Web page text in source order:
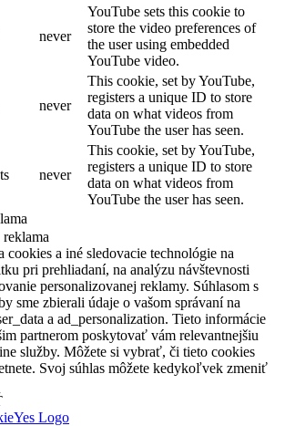
never
YouTube sets this cookie to
store the video preferences of
the user using embedded
YouTube video.
never
This cookie, set by YouTube,
registers a unique ID to store
data on what videos from
YouTube the user has seen.
never
This cookie, set by YouTube,
registers a unique ID to store
data on what videos from
YouTube the user has seen.
cookies a iné sledovacie technológie na
pri prehliadaní, na analýzu návštevnosti
personalizovanej reklamy. Súhlasom s
sme zbierali údaje o vašom správaní na
a ad_personalization. Tieto informácie
partnerom poskytovať vám relevantnejšiu
služby. Môžete si vybrať, či tieto cookies
Svoj súhlas môžete kedykoľvek zmeniť